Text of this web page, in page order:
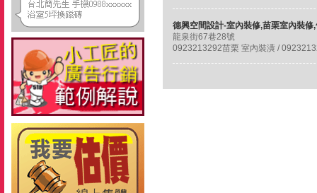
龍泉街67巷28號
0923213292苗栗 室內裝潢 /